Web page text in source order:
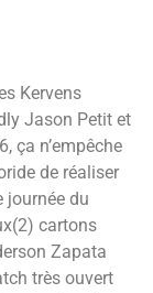
Kervens
Jason Petit et
ça n’empêche
de réaliser
journée du
cartons
Zapata
très ouvert